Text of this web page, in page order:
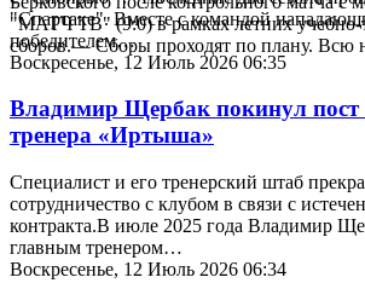
"МАТЧ ТВ" (9:0) в рамках летних учебно-
сборов.— Сборы проходят по плану. Всю
"Спартаке". Вместе с командой
победителем…
Воскресенье, 12 Июль 2026 06:35
Владимир Щербак покинул пост
тренера «Иртыша»
Специалист и его тренерский штаб
сотрудничество с клубом в связи с
контракта.В июле 2025 года Владимир
главным тренером…
Воскресенье, 12 Июль 2026 06:34